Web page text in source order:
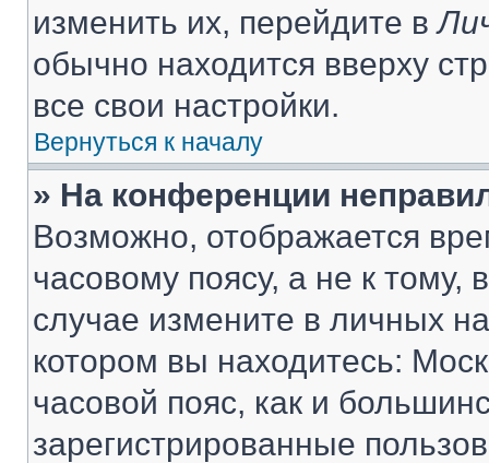
изменить их, перейдите в
обычно находится вверху
все свои настройки.
Вернуться к началу
» На конференции
Возможно, отображается
часовому поясу, а не к тому,
случае измените в личных
котором вы находитесь:
часовой пояс, как и
зарегистрированные